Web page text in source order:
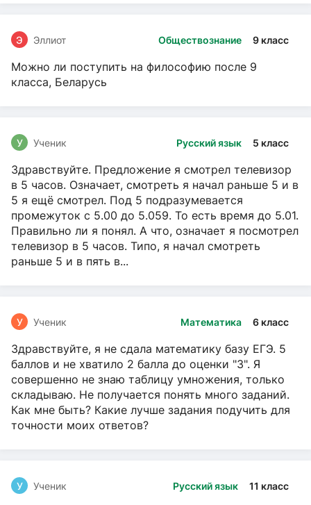
Обществознание 9 класс
Э Эллиот
Можно ли поступить на философию после 9
класса, Беларусь
Русский язык 5 класс
У Ученик
Здравствуйте. Предложение я смотрел телевизор
в 5 часов. Означает, смотреть я начал раньше 5 и в
5 я ещё смотрел. Под 5 подразумевается
промежуток с 5.00 до 5.059. То есть время до 5.01.
Правильно ли я понял. А что, означает я посмотрел
телевизор в 5 часов. Типо, я начал смотреть
раньше 5 и в пять в...
Математика 6 класс
У Ученик
Здравствуйте, я не сдала математику базу ЕГЭ. 5
баллов и не хватило 2 балла до оценки "3". Я
совершенно не знаю таблицу умножения, только
складываю. Не получается понять много заданий.
Как мне быть? Какие лучше задания подучить для
точности моих ответов?
Русский язык 11 класс
У Ученик